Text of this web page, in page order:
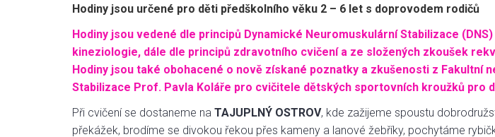
Hodiny jsou určené pro děti předškolního věku 2 – 6 let s doprovodem rodičů
Hodiny jsou vedené dle principů Dynamické Neuromuskulární Stabilizace
kineziologie, dále dle principů zdravotního cvičení a ze složených zkoušek
Hodiny jsou také obohacené o nově získané poznatky a zkušenosti z Fakultní
Stabilizace Prof. Pavla Koláře pro cvičitele dětských sportovních kroužků pro
Při cvičení se dostaneme na TAJUPLNÝ OSTROV, kde zažijeme spoustu
překážek, brodíme se divokou řekou přes kameny a lanové žebříky, pochytáme